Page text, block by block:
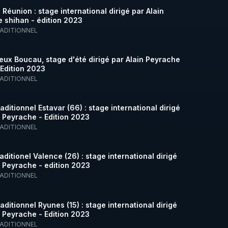
Réunion : stage international dirigé par Alain
shihan - édition 2023
Boucau, stage d'été dirigé par Alain Peyrache
2023
Estavar (66) : stage international dirigé
Peyrache - Edition 2023
Valence (26) : stage international dirigé
Peyrache - edition 2023
Ryunes (15) : stage international dirigé
Peyrache - Edition 2023